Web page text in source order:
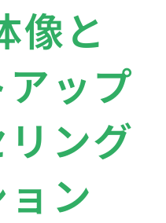
像と
ップ
ング
ン